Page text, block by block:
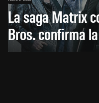
La saga Matrix
Bros. confirma